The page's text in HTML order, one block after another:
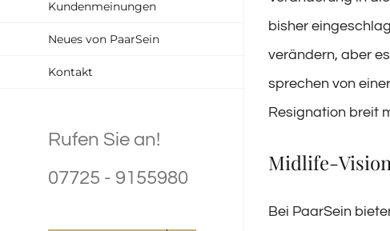
Kundenmeinungen
Neues von PaarSein
Kontakt
Rufen Sie an!
07725 - 9155980
bisher
verändern, aber
sprechen von
Resignation breit
Midlife-
Bei PaarSein